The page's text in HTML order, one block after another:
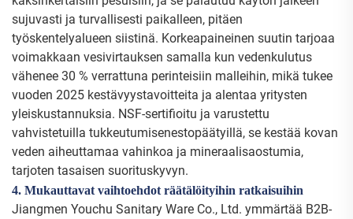
sujuvasti ja turvallisesti paikalleen, pitäen
työskentelyalueen siistinä. Korkeapaineinen suutin tarjoaa
voimakkaan vesivirtauksen samalla kun vedenkulutus
vähenee 30 % verrattuna perinteisiin malleihin, mikä tukee
vuoden 2025 kestävyystavoitteita ja alentaa yritysten
yleiskustannuksia. NSF-sertifioitu ja varustettu
vahvistetuilla tukkeutumisenestopäätyillä, se kestää kovan
veden aiheuttamaa vahinkoa ja mineraalisaostumia,
tarjoten tasaisen suorituskyvyn.
4. Mukauttavat vaihtoehdot räätälöityihin ratkaisuihin
Jiangmen Youchu Sanitary Ware Co., Ltd. ymmärtää B2B-